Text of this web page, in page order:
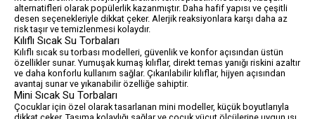
alternatifleri olarak popülerlik kazanmıştır. Daha hafif yapısı ve çeşitli
desen seçenekleriyle dikkat çeker. Alerjik reaksiyonlara karşı daha az
risk taşır ve temizlenmesi kolaydır.
Kılıflı Sıcak Su Torbaları
Kılıflı sıcak su torbası modelleri, güvenlik ve konfor açısından üstün
özellikler sunar. Yumuşak kumaş kılıflar, direkt temas yanığı riskini azaltır
ve daha konforlu kullanım sağlar. Çıkarılabilir kılıflar, hijyen açısından
avantaj sunar ve yıkanabilir özelliğe sahiptir.
Mini Sıcak Su Torbaları
Çocuklar için özel olarak tasarlanan mini modeller, küçük boyutlarıyla
dikkat çeker. Taşıma kolaylığı sağlar ve çocuk vücut ölçülerine uygun ısı